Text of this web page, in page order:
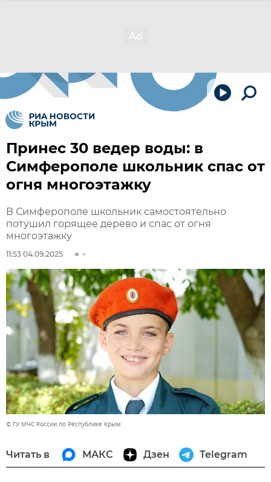
Принес 30 ведер воды: в
Симферополе школьник спас от
огня многоэтажку
В Симферополе школьник самостоятельно
потушил горящее дерево и спас от огня
многоэтажку
11:53 04.09.2025
© ГУ МЧС России по Республике Крым
Читать в МАКС Дзен Telegram